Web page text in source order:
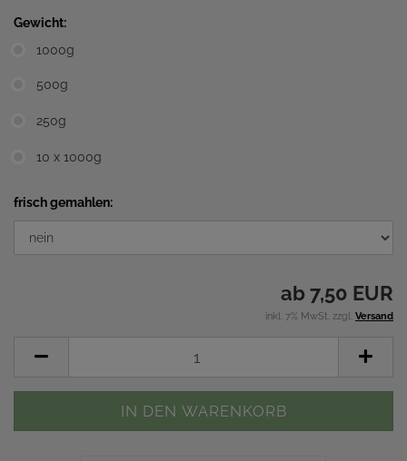
Gewicht:
1000g
500g
250g
10 x 1000g
frisch gemahlen:
ab 7,50 EUR
inkl. 7% MwSt. zzgl. Versand